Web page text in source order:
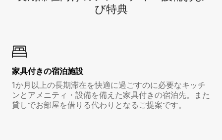
び特⁠典
家具付き⁠の宿⁠泊⁠施⁠設
1か月以上の長期滞在を快適に過ごすのに必要なキッチ
ンとアメニティ・設備を備えた家具付きの宿泊先。また
貸しでお部屋を借りる代わりとなるご提案です。